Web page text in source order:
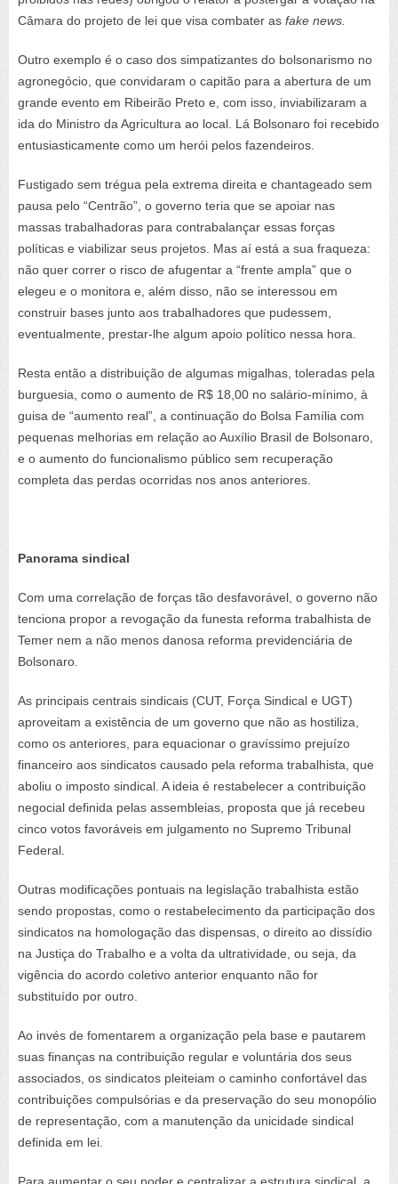
Câmara do projeto de lei que visa combater as fake news.
Outro exemplo é o caso dos simpatizantes do bolsonarismo no
agronegócio, que convidaram o capitão para a abertura de um
grande evento em Ribeirão Preto e, com isso, inviabilizaram a
ida do Ministro da Agricultura ao local. Lá Bolsonaro foi recebido
entusiasticamente como um herói pelos fazendeiros.
Fustigado sem trégua pela extrema direita e chantageado sem
pausa pelo “Centrão”, o governo teria que se apoiar nas
massas trabalhadoras para contrabalançar essas forças
políticas e viabilizar seus projetos. Mas aí está a sua fraqueza:
não quer correr o risco de afugentar a “frente ampla” que o
elegeu e o monitora e, além disso, não se interessou em
construir bases junto aos trabalhadores que pudessem,
eventualmente, prestar-lhe algum apoio político nessa hora.
Resta então a distribuição de algumas migalhas, toleradas pela
burguesia, como o aumento de R$ 18,00 no salário-mínimo, à
guisa de “aumento real”, a continuação do Bolsa Família com
pequenas melhorias em relação ao Auxílio Brasil de Bolsonaro,
e o aumento do funcionalismo público sem recuperação
completa das perdas ocorridas nos anos anteriores.
Panorama sindical
Com uma correlação de forças tão desfavorável, o governo não
tenciona propor a revogação da funesta reforma trabalhista de
Temer nem a não menos danosa reforma previdenciária de
Bolsonaro.
As principais centrais sindicais (CUT, Força Sindical e UGT)
aproveitam a existência de um governo que não as hostiliza,
como os anteriores, para equacionar o gravíssimo prejuízo
financeiro aos sindicatos causado pela reforma trabalhista, que
aboliu o imposto sindical. A ideia é restabelecer a contribuição
negocial definida pelas assembleias, proposta que já recebeu
cinco votos favoráveis em julgamento no Supremo Tribunal
Federal.
Outras modificações pontuais na legislação trabalhista estão
sendo propostas, como o restabelecimento da participação dos
sindicatos na homologação das dispensas, o direito ao dissídio
na Justiça do Trabalho e a volta da ultratividade, ou seja, da
vigência do acordo coletivo anterior enquanto não for
substituído por outro.
Ao invés de fomentarem a organização pela base e pautarem
suas finanças na contribuição regular e voluntária dos seus
associados, os sindicatos pleiteiam o caminho confortável das
contribuições compulsórias e da preservação do seu monopólio
de representação, com a manutenção da unicidade sindical
definida em lei.